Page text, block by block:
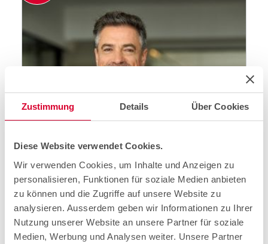
Zustimmung Details Über Cookies
Diese Website verwendet Cookies.
Wir verwenden Cookies, um Inhalte und Anzeigen zu
personalisieren, Funktionen für soziale Medien anbieten
zu können und die Zugriffe auf unsere Website zu
analysieren. Ausserdem geben wir Informationen zu Ihrer
Nutzung unserer Website an unsere Partner für soziale
Medien, Werbung und Analysen weiter. Unsere Partner
"Welche Technologie brauche ich? Wie lassen sich